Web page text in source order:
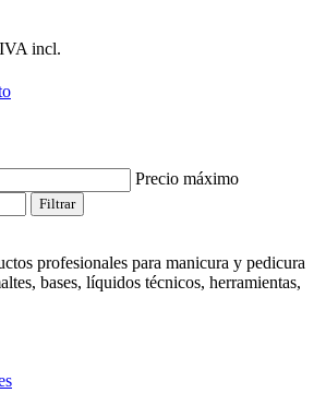
IVA incl.
Precio máximo
Filtrar
profesionales para manicura y pedicura
bases, líquidos técnicos, herramientas,